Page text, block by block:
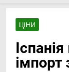
ЦІНИ
імпорт